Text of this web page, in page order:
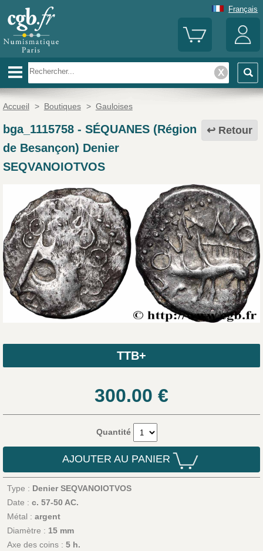
Français
Accueil > Boutiques > Gauloises
Retour
bga_1115758- SÉQUANES (Région
de Besançon) Denier
SEQVANOIOTVOS
TTB+
300.00 €
Quantité
AJOUTER AU PANIER
Type : Denier SEQVANOIOTVOS
Date : c. 57-50 AC.
Métal : argent
Diamètre : 15 mm
Axe des coins : 5 h.